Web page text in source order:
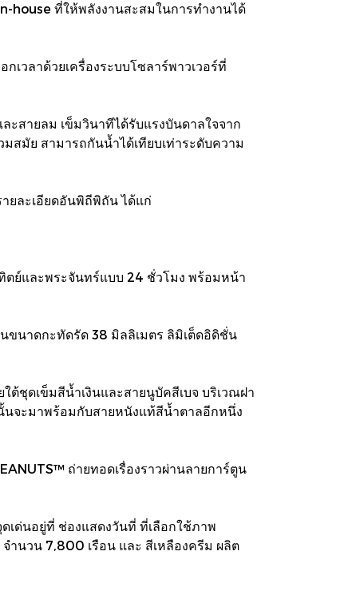
house ที่ให้พลังงานสะสมในการทำงานได้
วลาด้วยเครื่องระบบโซลาร์พาวเวอร์ที่
สายลม เข็มวินาทีได้รับแรงบันดาลใจจาก
สมัย สามารถกันน้ำได้เทียบเท่าระดับความ
ยละเอียดอันพิถีพิถัน ได้แก่
ย์และพระจันทร์แบบ 24 ชั่วโมง พร้อมหน้า
ขนาดกะทัดรัด 38 มิลลิเมตร ลิมิเต็ดอิดิชั่น
ชุดเข็มสีน้ำเงินและสายนูบัคสีเบจ บริเวณฝา
นจะมาพร้อมกับสายหนังแท้สีน้ำตาลอีกหนึ่ง
ถ่ายทอดเรื่องราวผ่านลายการ์ตูน
ด่นอยู่ที่ ช่องแสดงวันที่ ที่เลือกใช้ภาพ
ำนวน 7,800 เรือน และ สีเหลืองครีม ผลิต